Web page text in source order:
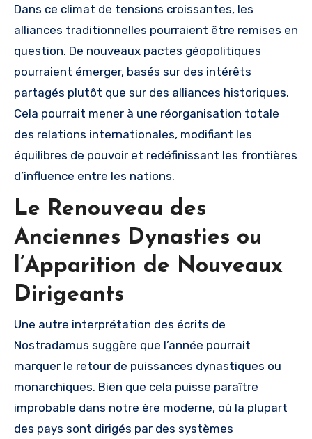
Dans ce climat de tensions croissantes, les
alliances traditionnelles pourraient être remises en
question. De nouveaux pactes géopolitiques
pourraient émerger, basés sur des intérêts
partagés plutôt que sur des alliances historiques.
Cela pourrait mener à une réorganisation totale
des relations internationales, modifiant les
équilibres de pouvoir et redéfinissant les frontières
d’influence entre les nations.
Le Renouveau des
Anciennes Dynasties ou
l’Apparition de Nouveaux
Dirigeants
Une autre interprétation des écrits de
Nostradamus suggère que l’année pourrait
marquer le retour de puissances dynastiques ou
monarchiques. Bien que cela puisse paraître
improbable dans notre ère moderne, où la plupart
des pays sont dirigés par des systèmes